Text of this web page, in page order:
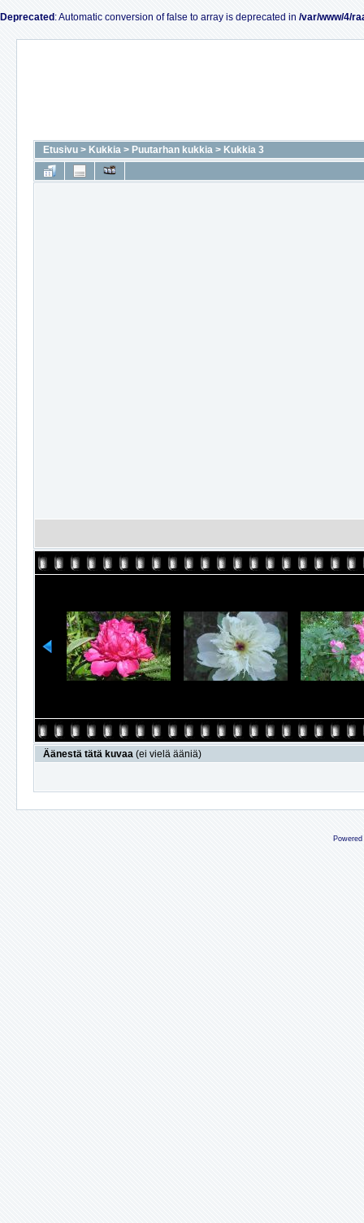
Deprecated : Automatic conversion of false to array is deprecated in /var/www/4/
Etusivu > Kukkia > Puutarhan kukkia > Kukkia 3
Äänestä tätä kuvaa (ei vielä ääniä)